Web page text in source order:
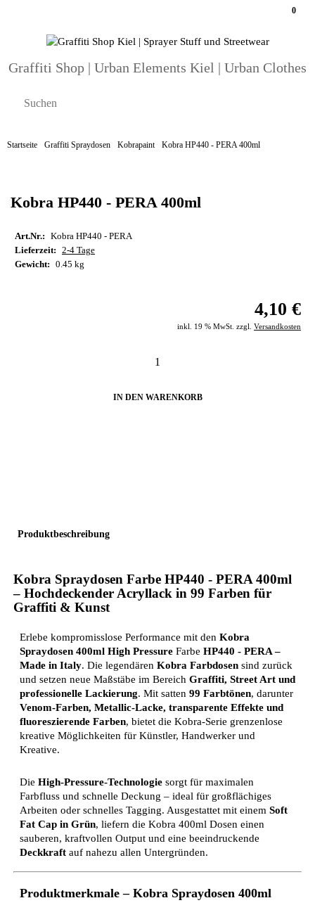
Graffiti Shop | Urban Elements Kiel | Urban Clothes
0
Startseite Graffiti Spraydosen Kobrapaint Kobra HP440 - PERA 400ml
Kobra HP440 - PERA 400ml
Art.Nr.:
Kobra HP440 - PERA
Lieferzeit:
2-4 Tage
Gewicht:
0.45 kg
4,10 €
inkl. 19 % MwSt. zzgl. Versandkosten
IN DEN WARENKORB
Produktbeschreibung
Kobra Spraydosen Farbe HP440 - PERA 400ml
– Hochdeckender Acryllack in 99 Farben für
Graffiti & Kunst
Erlebe kompromisslose Performance mit den Kobra
Spraydosen 400ml High Pressure Farbe HP440 - PERA–
Made in Italy. Die legendären Kobra Farbdosen sind zurück
und setzen neue Maßstäbe im Bereich Graffiti, Street Art und
professionelle Lackierung. Mit satten 99 Farbtönen, darunter
Venom-Farben, Metallic-Lacke, transparente Effekte und
fluoreszierende Farben, bietet die Kobra-Serie grenzenlose
kreative Möglichkeiten für Künstler, Handwerker und
Kreative.
Die High-Pressure-Technologie sorgt für maximalen
Farbfluss und schnelle Deckung – ideal für großflächiges
Arbeiten oder schnelles Tagging. Ausgestattet mit einem Soft
Fat Cap in Grün, liefern die Kobra 400ml Dosen einen
sauberen, kraftvollen Output und eine beeindruckende
Deckkraft auf nahezu allen Untergründen.
Produktmerkmale – Kobra Spraydosen 400ml